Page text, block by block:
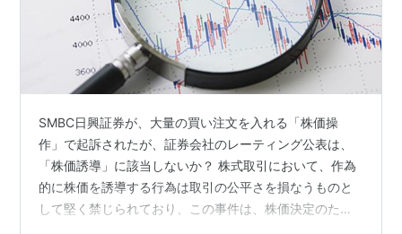
SMBC日興証券が、大量の買い注文を入れる「株価操
作」で起訴されたが、証券会社のレーティング公表は、
「株価誘導」に該当しないか？ 株式取引において、作為
的に株価を誘導する行為は取引の公平さを損なうものと
して堅く禁じられており、この事件は、株価決定のため